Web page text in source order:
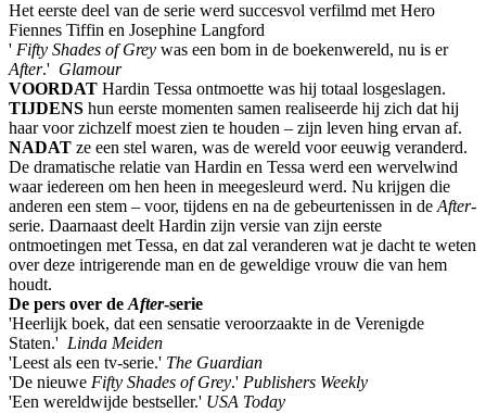
Het eerste deel van de serie werd succesvol verfilmd met Hero
Fiennes Tiffin en Josephine Langford
' Fifty Shades of Grey was een bom in de boekenwereld, nu is er
After.' Glamour
VOORDAT Hardin Tessa ontmoette was hij totaal losgeslagen.
TIJDENS hun eerste momenten samen realiseerde hij zich dat hij
haar voor zichzelf moest zien te houden – zijn leven hing ervan af.
NADAT ze een stel waren, was de wereld voor eeuwig veranderd.
De dramatische relatie van Hardin en Tessa werd een wervelwind
waar iedereen om hen heen in meegesleurd werd. Nu krijgen die
anderen een stem – voor, tijdens en na de gebeurtenissen in de After-
serie. Daarnaast deelt Hardin zijn versie van zijn eerste
ontmoetingen met Tessa, en dat zal veranderen wat je dacht te weten
over deze intrigerende man en de geweldige vrouw die van hem
houdt.
De pers over de After-serie
'Heerlijk boek, dat een sensatie veroorzaakte in de Verenigde
Staten.' Linda Meiden
'Leest als een tv-serie.' The Guardian
'De nieuwe Fifty Shades of Grey.' Publishers Weekly
'Een wereldwijde bestseller.' USA Today